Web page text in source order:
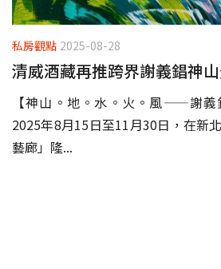
私房觀點 2025-08-28
清威酒藏再推跨界謝義錩神
【神山。地。水。火。風——謝
2025年8月15日至11月30日，在新
藝廊」隆...